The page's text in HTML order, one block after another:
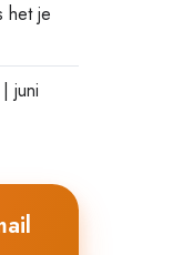
het je
juni